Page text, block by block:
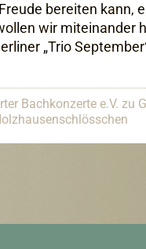
bereiten kann,
wir miteinander
„Trio
Bachkonzerte e.V. zu